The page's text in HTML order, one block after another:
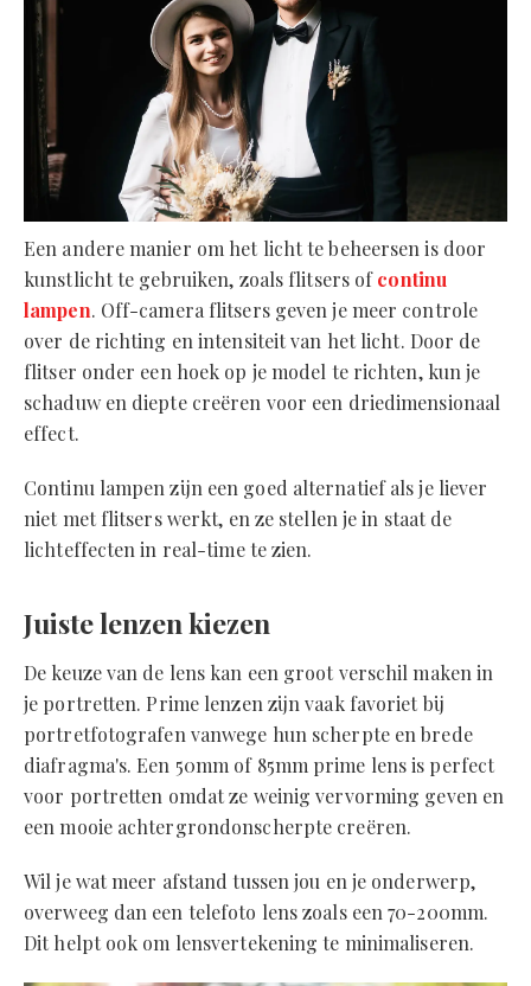
Een andere manier om het licht te beheersen is door
kunstlicht te gebruiken, zoals flitsers ofcontinu
lampen. Off-camera flitsers geven je meer controle
over de richting en intensiteit van het licht. Door de
flitser onder een hoek op je model te richten, kun je
schaduw en diepte creëren voor een driedimensionaal
effect.
Continu lampen zijn een goed alternatief als je liever
niet met flitsers werkt, en ze stellen je in staat de
lichteffecten in real-time te zien.
Juiste lenzen kiezen
De keuze van de lens kan een groot verschil maken in
je portretten. Prime lenzen zijn vaak favoriet bij
portretfotografen vanwege hun scherpte en brede
diafragma's. Een 50mm of 85mm prime lens is perfect
voor portretten omdat ze weinig vervorming geven en
een mooie achtergrondonscherpte creëren.
Wil je wat meer afstand tussen jou en je onderwerp,
overweeg dan een telefoto lens zoals een 70-200mm.
Dit helpt ook om lensvertekening te minimaliseren.